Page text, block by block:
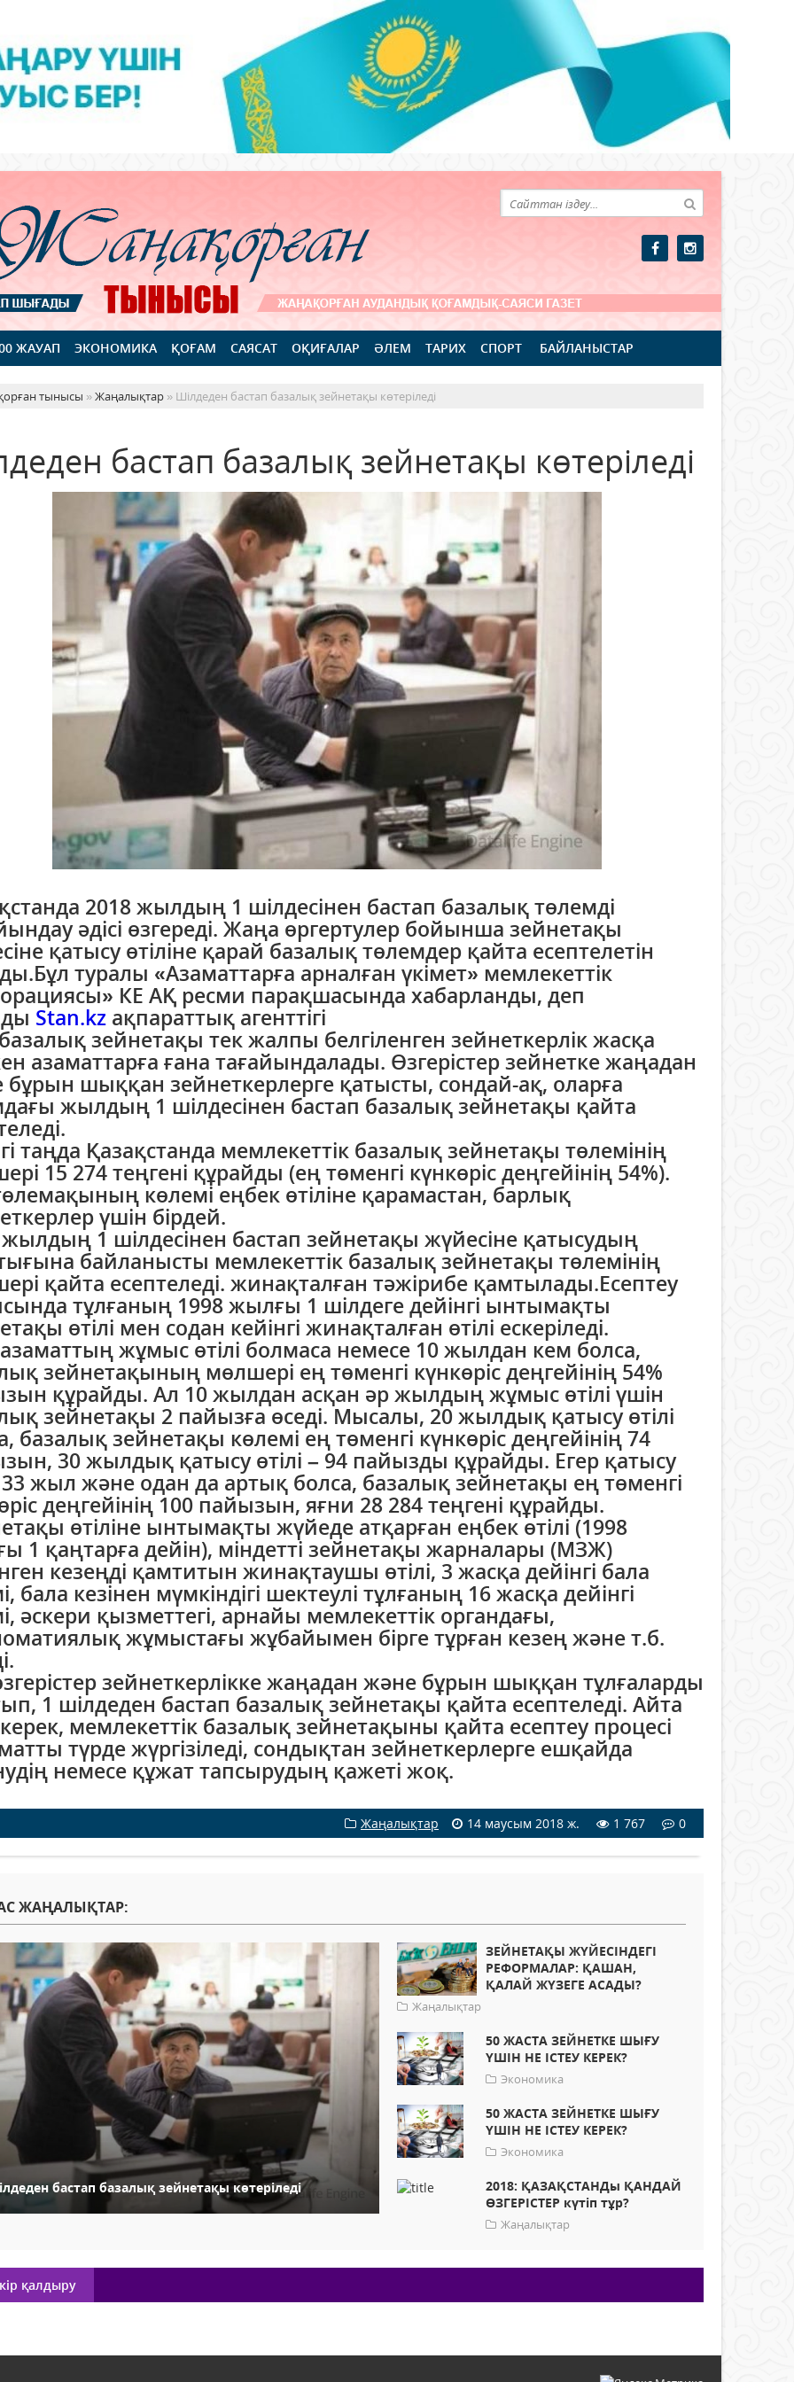
ЖАУАП ЭКОНОМИКА ҚОҒАМ САЯСАТ ОҚИҒАЛАР ӘЛЕМ ТАРИХ СПОРТ БАЙЛАНЫСТАР
тынысы »Жаңалықтар » Шілдеден бастап базалық зейнетақы көтеріледі
бастап базалық зейнетақы көтеріледі
2018 жылдың 1 шілдесінен бастап базалық төлемді
әдісі өзгереді. Жаңа өргертулер бойынша зейнетақы
қатысу өтіліне қарай базалық төлемдер қайта есептелетін
туралы «Азаматтарға арналған үкімет» мемлекеттік
КЕ АҚ ресми парақшасында хабарланды, деп
Stan.kz ақпараттық агенттігі
зейнетақы тек жалпы белгіленген зейнеткерлік жасқа
азаматтарға ғана тағайындалады. Өзгерістер зейнетке жаңадан
шыққан зейнеткерлерге қатысты, сондай-ақ, оларға
жылдың 1 шілдесінен бастап базалық зейнетақы қайта
таңда Қазақстанда мемлекеттік базалық зейнетақы төлемінің
15 274 теңгені құрайды (ең төменгі күнкөріс деңгейінің 54%).
көлемі еңбек өтіліне қарамастан, барлық
үшін бірдей.
1 шілдесінен бастап зейнетақы жүйесіне қатысудың
байланысты мемлекеттік базалық зейнетақы төлемінің
қайта есептеледі. жинақталған тәжірибе қамтылады.Есептеу
тұлғаның 1998 жылғы 1 шілдеге дейінгі ынтымақты
өтілі мен содан кейінгі жинақталған өтілі ескеріледі.
азаматтың жұмыс өтілі болмаса немесе 10 жылдан кем болса,
зейнетақының мөлшері ең төменгі күнкөріс деңгейінің 54%
құрайды. Ал 10 жылдан асқан әр жылдың жұмыс өтілі үшін
зейнетақы 2 пайызға өседі. Мысалы, 20 жылдық қатысу өтілі
базалық зейнетақы көлемі ең төменгі күнкөріс деңгейінің 74
30 жылдық қатысу өтілі – 94 пайызды құрайды. Егер қатысу
33 жыл және одан да артық болса, базалық зейнетақы ең төменгі
деңгейінің 100 пайызын, яғни 28 284 теңгені құрайды.
өтіліне ынтымақты жүйеде атқарған еңбек өтілі (1998
1 қаңтарға дейін), міндетті зейнетақы жарналары (МЗЖ)
кезеңді қамтитын жинақтаушы өтілі, 3 жасқа дейінгі бала
бала кезінен мүмкіндігі шектеулі тұлғаның 16 жасқа дейінгі
әскери қызметтегі, арнайы мемлекеттік органдағы,
жұмыстағы жұбайымен бірге тұрған кезең және т.б.
зейнеткерлікке жаңадан және бұрын шыққан тұлғаларды
1 шілдеден бастап базалық зейнетақы қайта есептеледі. Айта
мемлекеттік базалық зейнетақыны қайта есептеу процесі
түрде жүргізіледі, сондықтан зейнеткерлерге ешқайда
немесе құжат тапсырудың қажеті жоқ.
Жаңалықтар 14 маусым 2018 ж. 1 767 0
ЖАҢАЛЫҚТАР:
бастап базалық зейнетақы көтеріледі
ЗЕЙНЕТАҚЫ ЖҮЙЕСІНДЕГІ
РЕФОРМАЛАР: ҚАШАН,
ҚАЛАЙ ЖҮЗЕГЕ АСАДЫ?
Жаңалықтар
50 ЖАСТА ЗЕЙНЕТКЕ ШЫҒУ
ҮШІН НЕ ІСТЕУ КЕРЕК?
Экономика
50 ЖАСТА ЗЕЙНЕТКЕ ШЫҒУ
ҮШІН НЕ ІСТЕУ КЕРЕК?
Экономика
2018: ҚАЗАҚСТАНДы ҚАНДАЙ
ӨЗГЕРІСТЕР күтіп тұр?
Жаңалықтар
қалдыру